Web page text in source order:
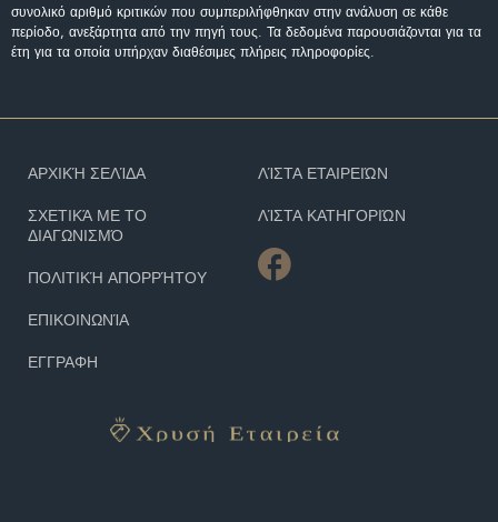
συνολικό αριθμό κριτικών που συμπεριλήφθηκαν στην ανάλυση σε κάθε
περίοδο, ανεξάρτητα από την πηγή τους. Τα δεδομένα παρουσιάζονται για τα
έτη για τα οποία υπήρχαν διαθέσιμες πλήρεις πληροφορίες.
ΑΡΧΙΚΉ ΣΕΛΊΔΑ
ΣΧΕΤΙΚΆ ΜΕ ΤΟ
ΔΙΑΓΩΝΙΣΜΌ
ΠΟΛΙΤΙΚΉ ΑΠΟΡΡΉΤΟΥ
ΕΠΙΚΟΙΝΩΝΊΑ
ΕΓΓΡΑΦΗ
ΛΊΣΤΑ ΕΤΑΙΡΕΙΏΝ
ΛΊΣΤΑ ΚΑΤΗΓΟΡΙΏΝ